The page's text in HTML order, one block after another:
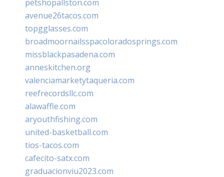
petshopallston.com
avenue26tacos.com
topgglasses.com
broadmoornailsspacoloradosprings.com
missblackpasadena.com
anneskitchen.org
valenciamarketytaqueria.com
reefrecordsllc.com
alawaffle.com
aryouthfishing.com
united-basketball.com
tios-tacos.com
cafecito-satx.com
graduacionviu2023.com